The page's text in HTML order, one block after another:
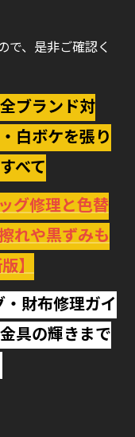
で、是非ご確認く
ブランド対
白ボケを張り
べて
グ修理と色替
れや黒ずみも
】
・財布修理ガイ
具の輝きまで